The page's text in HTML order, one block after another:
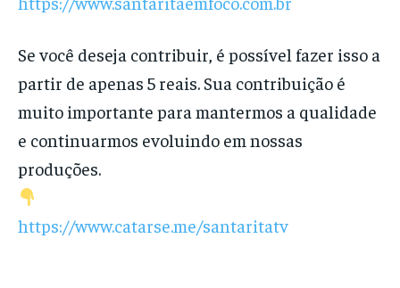
Se você deseja contribuir, é possível fazer isso a
partir de apenas 5 reais. Sua contribuição é
muito importante para mantermos a qualidade
e continuarmos evoluindo em nossas
produções.
https://www.catarse.me/santaritatv